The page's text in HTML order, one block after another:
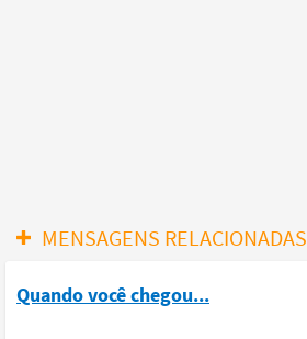
MENSAGENS RELACIONADAS
Quando você chegou...